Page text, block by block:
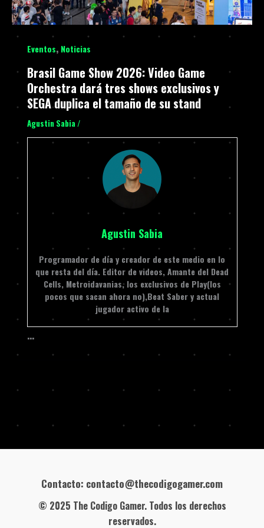
Eventos, Noticias
Brasil Game Show 2026: Video Game
Orchestra dará tres shows exclusivos y
SEGA duplica el tamaño de su stand
Agustin Sabia /
Agustin Sabia
Programador de día y creador de este medio en lo
que resta del día. Editor de videos, Amante del Dead
Cells, Metroidavanias, los exclusivos de Play(los
pocos que sacan ahora no),Beat Saber y actual
jugador activo de la
…
Contacto: contacto@thecodigogamer.com
© 2025 The Codigo Gamer. Todos los derechos
reservados.